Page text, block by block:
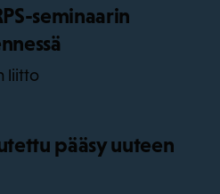
seminaarin
liitto
pääsy uuteen